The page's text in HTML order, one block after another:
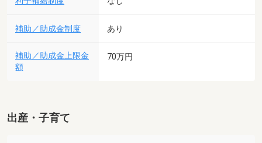
補助／助成金制度 あり
補助／助成金上限金
額
70万円
出産・子育て